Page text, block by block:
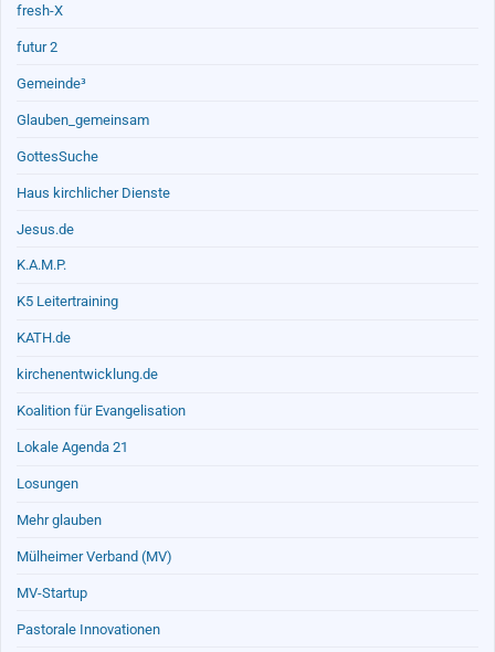
fresh-X
futur 2
Gemeinde³
Glauben_gemeinsam
GottesSuche
Haus kirchlicher Dienste
Jesus.de
K.A.M.P.
K5 Leitertraining
KATH.de
kirchenentwicklung.de
Koalition für Evangelisation
Lokale Agenda 21
Losungen
Mehr glauben
Mülheimer Verband (MV)
MV-Startup
Pastorale Innovationen